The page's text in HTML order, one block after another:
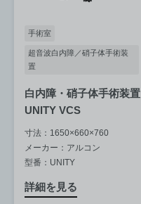
手術室
超音波白内障／硝子体手術装
置
白内障・硝子体手術装置
UNITY VCS
寸法：1650×660×760
メーカー：アルコン
型番：UNITY
詳細を見る